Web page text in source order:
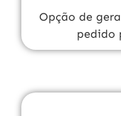
Opção de
pedido